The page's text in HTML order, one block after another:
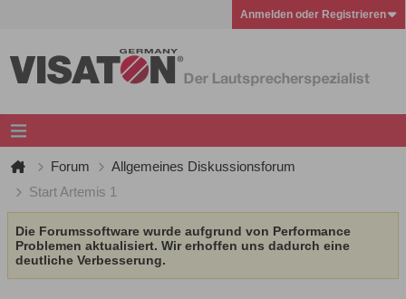
Anmelden oder Registrieren
Forum
Allgemeines Diskussionsforum
Start Artemis 1
Die Forumssoftware wurde aufgrund von Performance
Problemen aktualisiert. Wir erhoffen uns dadurch eine
deutliche Verbesserung.